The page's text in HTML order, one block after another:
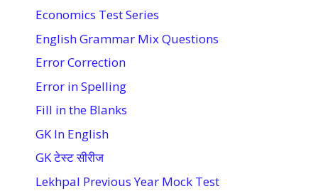
Economics Test Series
English Grammar Mix Questions
Error Correction
Error in Spelling
Fill in the Blanks
GK In English
GK टेस्ट सीरीज
Lekhpal Previous Year Mock Test